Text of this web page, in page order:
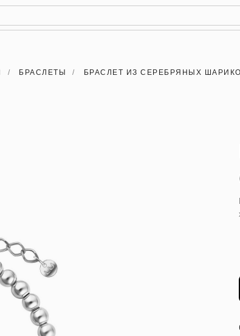
/ БРАСЛЕТЫ / БРАСЛЕТ ИЗ СЕРЕБРЯНЫХ ШАРИКОВ